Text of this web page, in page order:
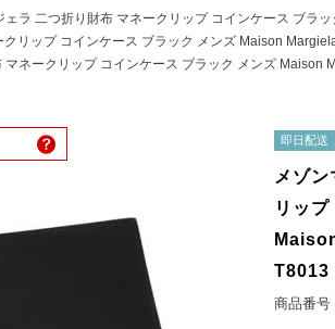
Shopping guide
ご利用ガイド
お問合せ
ラ 二つ折り財布 マネークリップ コインケース ブラック
リップ コインケース ブラック メンズ Maison
マネークリップ コインケース ブラック メンズ Maison
即日配送
メゾ
リッ
T8013
商品番号